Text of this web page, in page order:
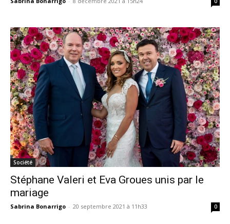
Société
Stéphane Valeri et Eva Groues unis par le
mariage
Sabrina Bonarrigo - 20 septembre 2021 à 11h33 0